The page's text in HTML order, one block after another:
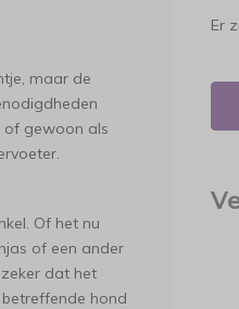
maar de
of gewoon als
Of het nu
of een ander
dat het
hond
Er